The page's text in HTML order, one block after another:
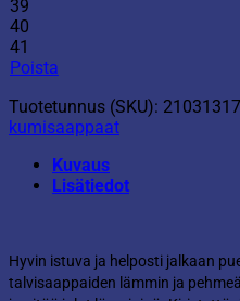
39
40
41
Poista
Tuotetunnus (SKU):
kumisaappaat
Kuvaus
Lisätiedot
Hyvin istuva ja helposti jalkaan
talvisaappaiden lämmin ja